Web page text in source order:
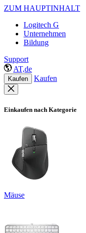
ZUM HAUPTINHALT
Logitech G
Unternehmen
Bildung
Support
AT,de
Kaufen Kaufen
Einkaufen nach Kategorie
Mäuse